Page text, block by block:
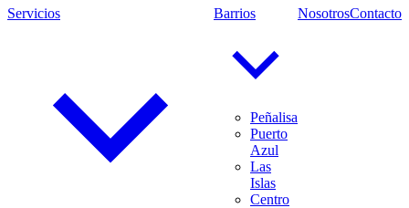
Servicios Barrios
Peñalisa
Puerto
Azul
Las
Islas
Centro
NosotrosContacto